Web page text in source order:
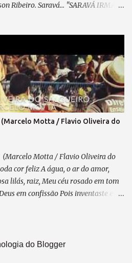
Ribeiro. Saravá... "SARAVÁ IRMÃO
pra dedilhar As belas notas
poesia, lapidada com sabedoria, Que
em sua mais pura imensidão.
Será mais uma obra Para o
outras obras em sintonia:
Retratamos histórias, passagens,
Essa é a sina do compositor —
como um trovador. E até hoje, ...
(Marcelo Motta / Flavio Oliveira do
(Marcelo Motta / Flavio Oliveira do
cor feliz A água, o ar do amor,
lilás, raiz, Meu céu rosado em tom
em confissão Pois inventaste em
há espaço que não tenha espaço Lá
do Blogger